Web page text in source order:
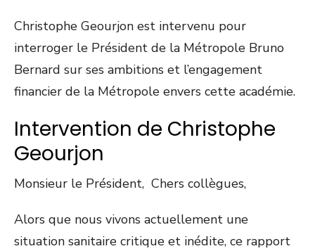
Christophe Geourjon est intervenu pour
interroger le Président de la Métropole Bruno
Bernard sur ses ambitions et l’engagement
financier de la Métropole envers cette académie.
Intervention de Christophe
Geourjon
Monsieur le Président, Chers collègues,
Alors que nous vivons actuellement une
situation sanitaire critique et inédite, ce rapport